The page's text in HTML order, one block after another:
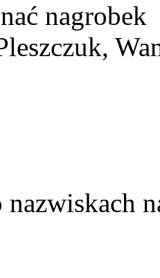
nagrobek
nazwiskach